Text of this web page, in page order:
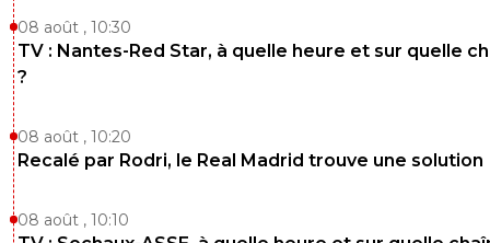
08 août , 10:30
TV : Nantes-Red Star, à quelle heure et sur quelle
?
08 août , 10:20
Recalé par Rodri, le Real Madrid trouve une solution
08 août , 10:10